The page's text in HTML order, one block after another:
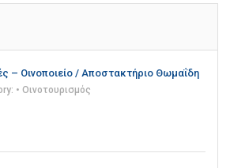
– Οινοποιείο / Αποστακτήριο Θωμαΐδη
• Οινοτουρισμός